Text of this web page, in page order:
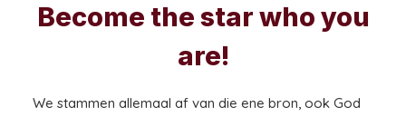
Become the star who you
are!
We stammen allemaal af van die ene bron, ook God